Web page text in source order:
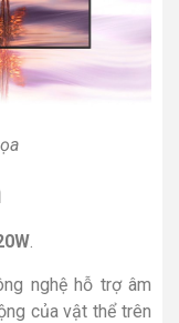
.
nghệ hỗ trợ âm
của vật thể trên